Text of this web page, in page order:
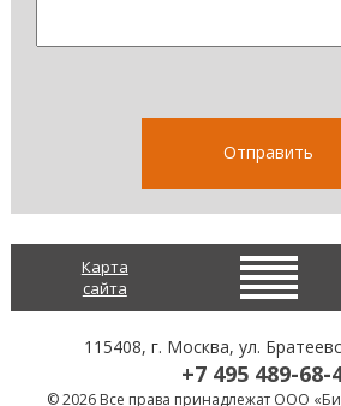
Карта
сайта
115408, г. Москва,ул.
+7 495 489-68-
© 2026 Все права принадлежат ООО